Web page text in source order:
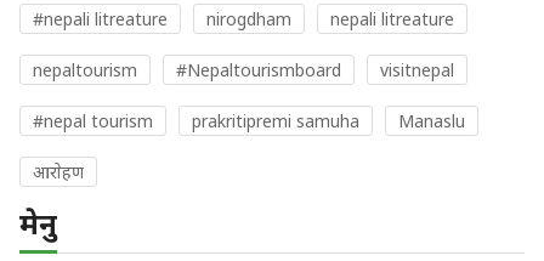
#nepali litreature nirogdham nepali litreature
nepaltourism #Nepaltourismboard visitnepal
#nepal tourism prakritipremi samuha Manaslu
आराेहण
मेनु